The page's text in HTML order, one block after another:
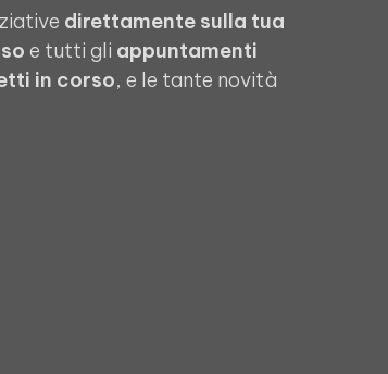
direttamente sulla tua
e tutti gli appuntamenti
in corso, e le tante novità